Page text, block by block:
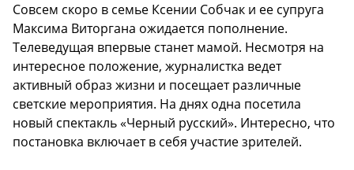
Совсем скоро в семье Ксении Собчак и ее супруга
Максима Виторгана ожидается пополнение.
Телеведущая впервые станет мамой. Несмотря на
интересное положение, журналистка ведет
активный образ жизни и посещает различные
светские мероприятия. На днях одна посетила
новый спектакль «Черный русский». Интересно, что
постановка включает в себя участие зрителей.